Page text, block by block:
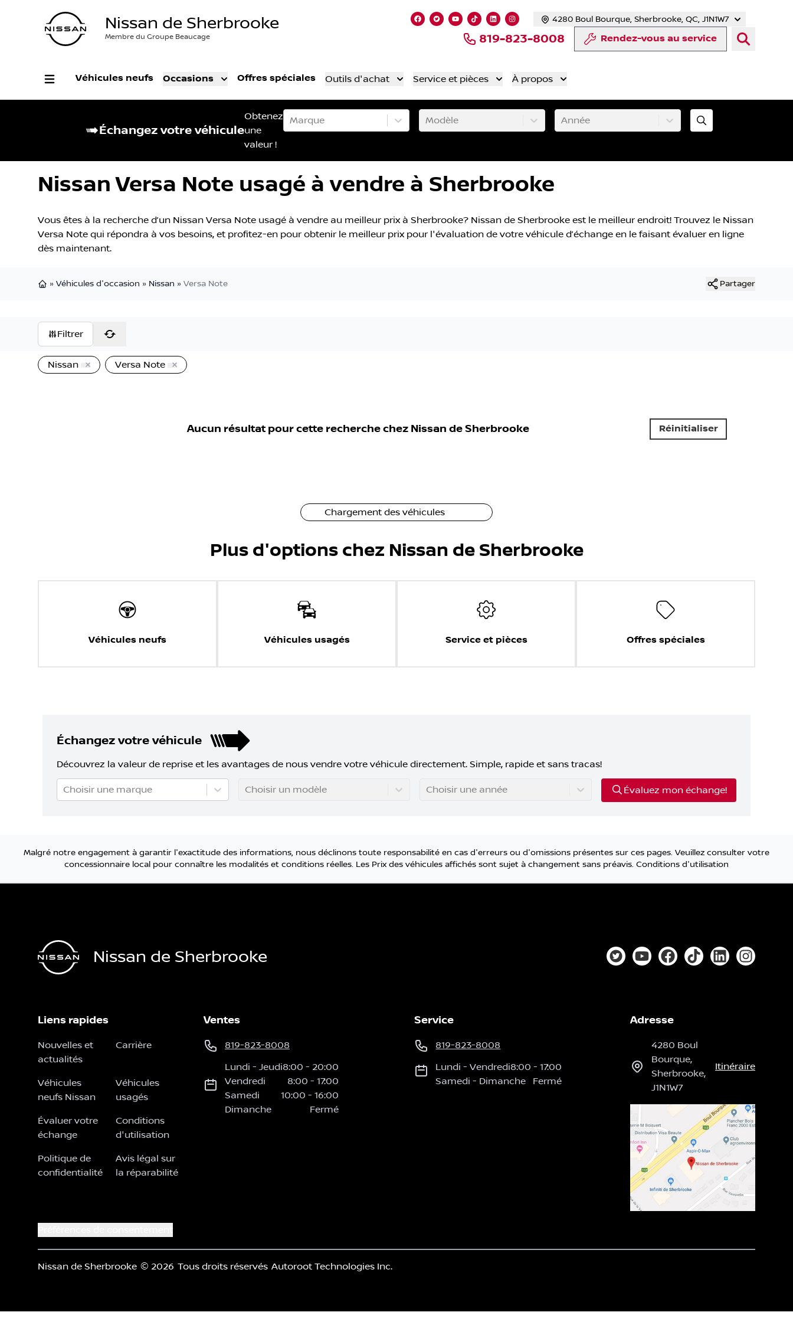
Nissan de Sherbrooke
Membre du Groupe Beaucage Rendez-vous au service
819-823-8008
Lien vers notre page facebook
Lien vers notre compte Twitter
Lien vers notre chaîne YouTube
Lien vers notre compte Tiktok
Lien vers notre compte LinkedIn
Lien vers notre compte Instagram
4280 Boul Bourque, Sherbrooke, QC, J1N1W7
Véhicules neufs Occasions Offres spéciales Outils d'achat Service et pièces À propos
Échangez votre véhicule
Obtenez
une
valeur !
Marque Modèle Année
Nissan Versa Note usagé à vendre à Sherbrooke
Vous êtes à la recherche d’un Nissan Versa Note usagé à vendre au meilleur prix à Sherbrooke? Nissan de Sherbrooke est le meilleur endroit! Trouvez le Nissan
Versa Note qui répondra à vos besoins, et profitez-en pour obtenir le meilleur prix pour l'évaluation de votre véhicule d’échange en le faisant évaluer en ligne
dès maintenant.
» Véhicules d'occasion » Nissan » Versa Note Partager
Filtrer
Nissan Versa Note
Aucun résultat pour cette recherche chez Nissan de Sherbrooke Réinitialiser
Chargement des véhicules
Plus d'options chez Nissan de Sherbrooke
Véhicules neufs Véhicules usagés Service et pièces Offres spéciales
Échangez votre véhicule
Découvrez la valeur de reprise et les avantages de nous vendre votre véhicule directement. Simple, rapide et sans tracas!
Choisir une marque Choisir un modèle Choisir une année Évaluez mon échange!
Malgré notre engagement à garantir l'exactitude des informations, nous déclinons toute responsabilité en cas d'erreurs ou d'omissions présentes sur ces pages. Veuillez consulter votre
concessionnaire local pour connaître les modalités et conditions réelles. Les Prix des véhicules affichés sont sujet à changement sans préavis. Conditions d'utilisation
Nissan de Sherbrooke Lien vers notre compte Twitter
Lien vers notre chaîne YouTube
Lien vers notre page
Lien vers notre
Lien vers notre
Lien vers
Liens rapides
Nouvelles et
actualités
Carrière
Véhicules
neufs Nissan
Véhicules
usagés
Évaluer votre
échange
Conditions
d'utilisation
Politique de
confidentialité
Avis légal sur
la réparabilité
Ventes
819-823-8008
Lundi - Jeudi8:00 - 20:00
Vendredi
8:00 - 17:00
Samedi
10:00 - 16:00
Dimanche
Fermé
Service
819-823-8008
Lundi -Vendredi8:00 - 17:00
Samedi - Dimanche Fermé
Adresse
4280 Boul
Bourque,
Sherbrooke,
J1N1W7
Itinéraire
Nissan de Sherbrooke © 2026 Tous droits réservés Autoroot Technologies Inc.